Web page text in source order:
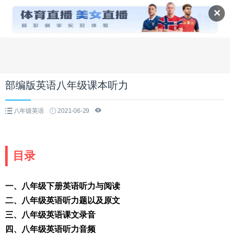
✕
部编版英语八年级课本听力
八年级英语 2021-06-29
目录
一、八年级下册英语听力与阅读
二、八年级英语听力题以及原文
三、八年级英语课文录音
四、八年级英语听力音频